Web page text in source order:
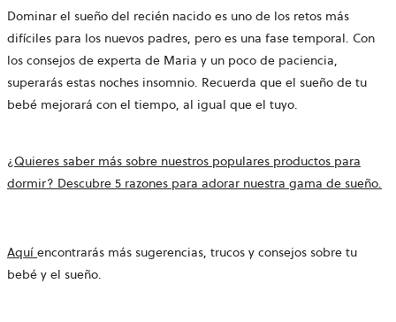
Dominar el sueño del recién nacido es uno de los retos más
difíciles para los nuevos padres, pero es una fase temporal. Con
los consejos de experta de Maria y un poco de paciencia,
superarás estas noches insomnio. Recuerda que el sueño de tu
bebé mejorará con el tiempo, al igual que el tuyo.
¿Quieres saber más sobre nuestros populares productos para
dormir? Descubre 5 razones para adorar nuestra gama de sueño.
Aquí encontrarás más sugerencias, trucos y consejos sobre tu
bebé y el sueño.